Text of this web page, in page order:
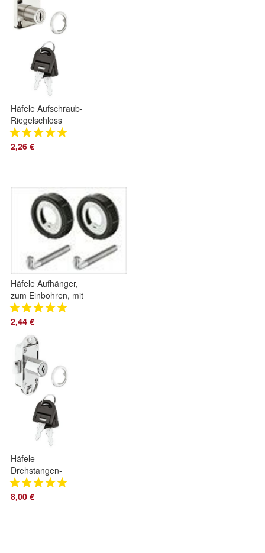
Häfele Aufschraub-
Riegelschloss
Möbelschloss
Schrankschloss
2,26 €
Häfele Aufhänger,
zum Einbohren, mit
Höhenverstellung 1
Paar
2,44 €
Häfele
Drehstangen-
Schloss, Econo, mit
Plättchenzylinder,
8,00 €